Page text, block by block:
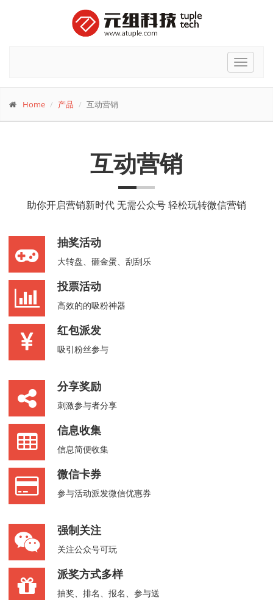
Toggle
Home 产品 互动营销
互动营销
助你开启营销新时代 无需公众号 轻松玩转微信营销
抽奖活动
大转盘、砸金蛋、刮刮乐
投票活动
高效的的吸粉神器
红包派发
吸引粉丝参与
分享奖励
刺激参与者分享
信息收集
信息简便收集
微信卡券
参与活动派发微信优惠券
强制关注
关注公众号可玩
派奖方式多样
抽奖、排名、报名、参与送